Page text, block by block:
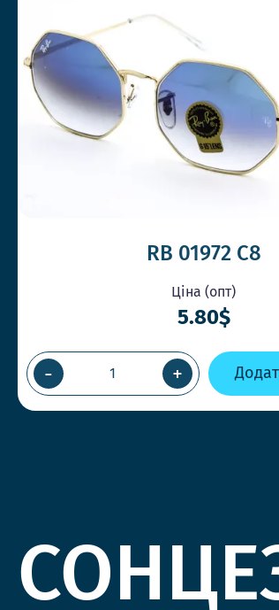
RB 01972 С8
Ціна (опт)
5.80$
- +